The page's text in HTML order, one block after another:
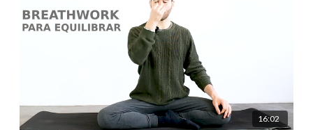
16:02